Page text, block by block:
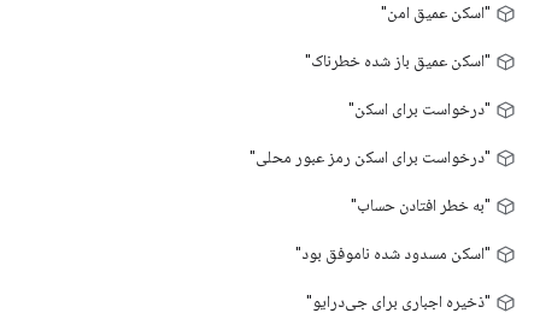
"اسکن عمیق امن"
"اسکن عمیق باز شده خطرناک"
"درخواست برای اسکن"
"درخواست برای اسکن رمز عبور محلی"
"به خطر افتادن حساب"
"اسکن مسدود شده ناموفق بود"
"ذخیره اجباری برای جی‌درایو"